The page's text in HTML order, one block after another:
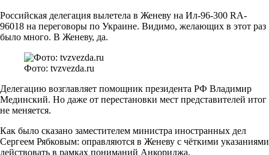
Российская делегация вылетела в Женеву на Ил-96-300 RA-
96018 на переговоры по Украине. Видимо, желающих в этот раз
было много. В Женеву, да.
Фото: tvzvezda.ru
Делегацию возглавляет помощник президента РФ Владимир
Мединский. Но даже от перестановки мест представителей итог
не меняется.
Как было сказано заместителем министра иностранных дел
Сергеем Рябковым: оправляются в Женеву с чёткими указаниями
действовать в рамках пониманий Анкориджа.